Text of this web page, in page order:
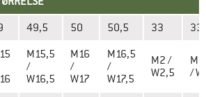
49,5 50 50,5 33
M15,5
/
W16,5
M16
/
W17
M16,5
/
W17,5
M2 /
W2,5
/